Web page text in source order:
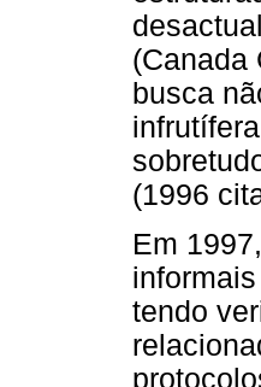
(Canada
busca
(1996
Em
tendo